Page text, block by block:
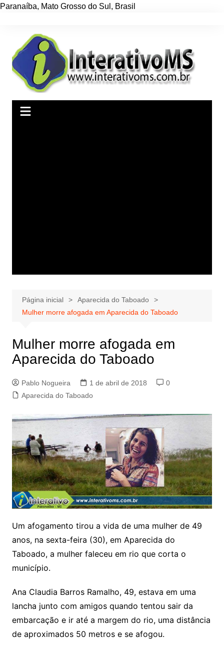
Paranaíba, Mato Grosso do Sul , Brasil
conteúdo
Página inicial
Aparecida do Taboado
Mulher morre afogada em Aparecida do Taboado
Mulher morre afogada em
Aparecida do Taboado
Pablo Nogueira 1 de abril de 2018
0
Aparecida do Taboado
Um afogamento tirou a vida de uma mulher de 49
anos, na sexta-feira (30), em Aparecida do
Taboado, a mulher faleceu em rio que corta o
município.
Ana Claudia Barros Ramalho, 49, estava em uma
lancha junto com amigos quando tentou sair da
embarcação e ir até a margem do rio, uma distância
de aproximados 50 metros e se afogou.